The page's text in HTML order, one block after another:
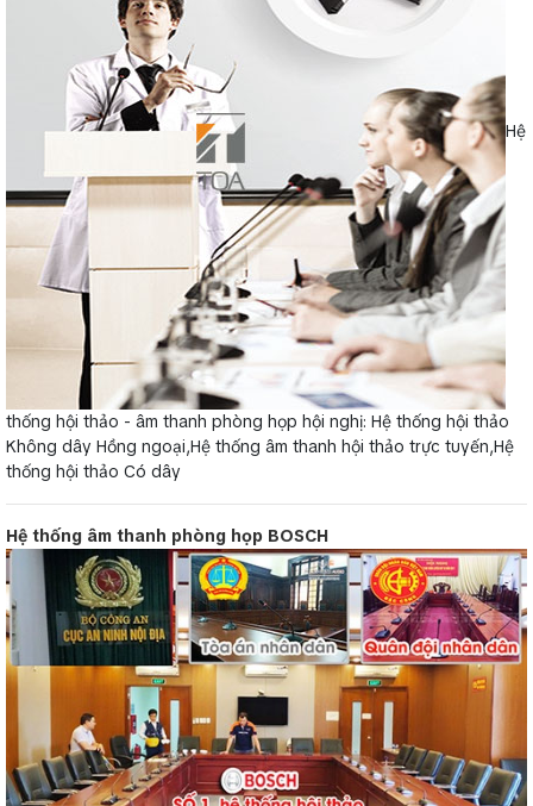
Hệ
thống hội thảo - âm thanh phòng họp hội nghị: Hệ thống hội thảo
Không dây Hồng ngoại,Hệ thống âm thanh hội thảo trực tuyến,Hệ
thống hội thảo Có dây
Hệ thống âm thanh phòng họp BOSCH